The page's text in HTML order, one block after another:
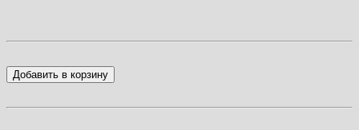
Добавить в корзину